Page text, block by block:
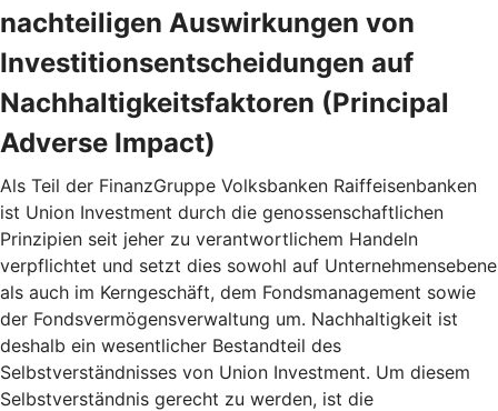
nachteiligen Auswirkungen von
Investitionsentscheidungen auf
Nachhaltigkeitsfaktoren (Principal
Adverse Impact)
Als Teil der FinanzGruppe Volksbanken Raiffeisenbanken
ist Union Investment durch die genossenschaftlichen
Prinzipien seit jeher zu verantwortlichem Handeln
verpflichtet und setzt dies sowohl auf Unternehmensebene
als auch im Kerngeschäft, dem Fondsmanagement sowie
der Fondsvermögensverwaltung um. Nachhaltigkeit ist
deshalb ein wesentlicher Bestandteil des
Selbstverständnisses von Union Investment. Um diesem
Selbstverständnis gerecht zu werden, ist die